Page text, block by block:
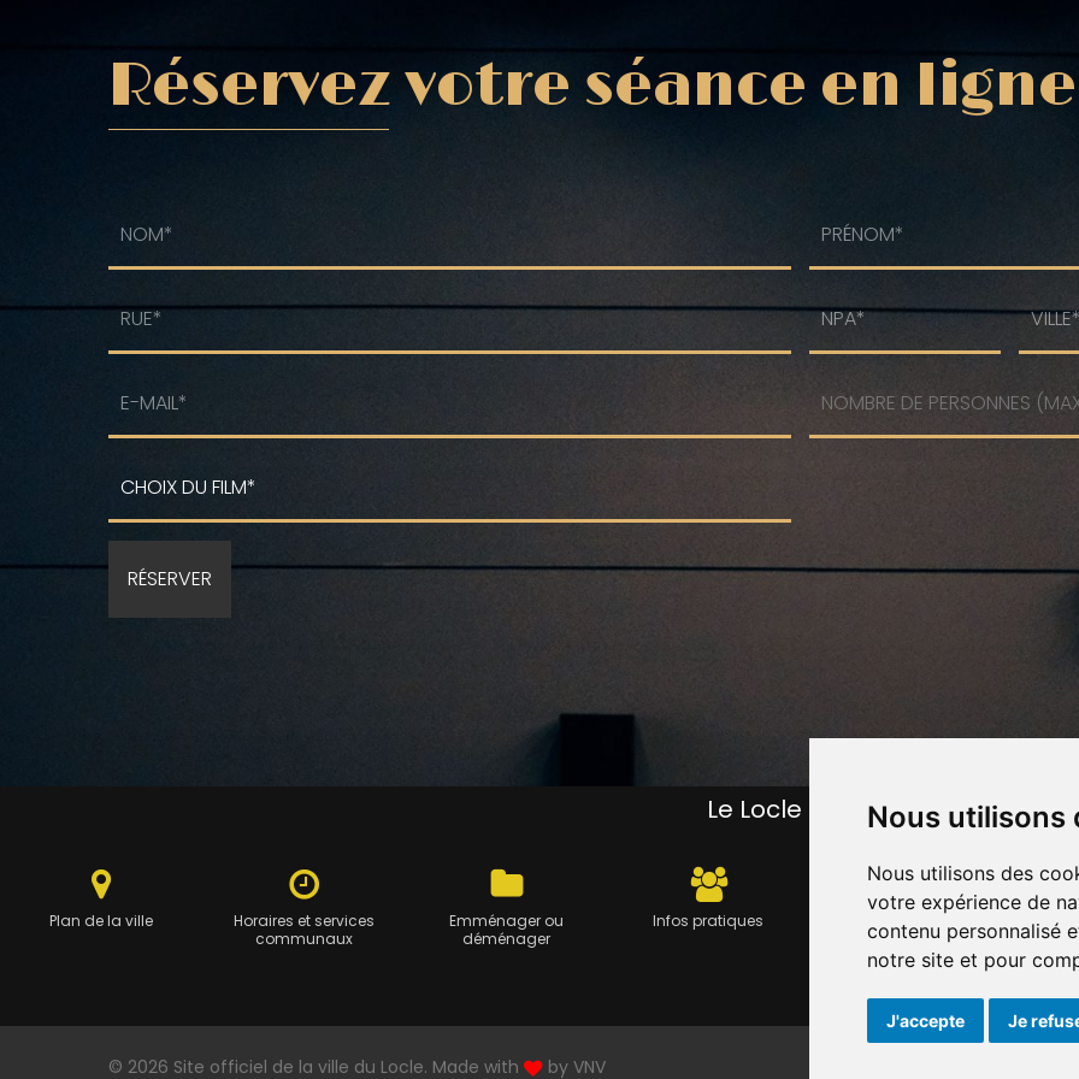
Nous utilisons
Nous utilisons des
votre expérience de
contenu personnalisé
notre site et pour
J'accepte Je
Réservez votre séance en
Le Locle pratique
Plan de la ville
Horaires et services
communaux
Emménager ou
déménager
Infos pratiques
Carte journalière CFF -
Flexicard
© 2026 Site officiel de la ville du Locle. Made with by VNV